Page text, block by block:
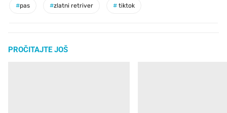
#pas #zlatni retriver # tiktok
PROČITAJTE JOŠ